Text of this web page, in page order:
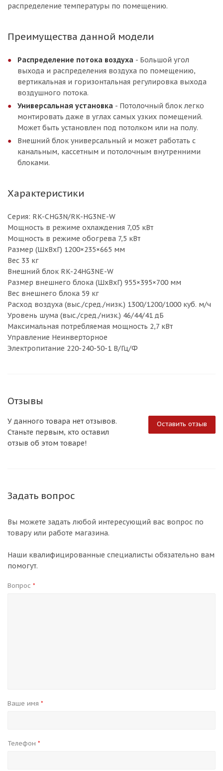
распределение температуры по помещению.
Преимущества данной модели
Распределение потока воздуха - Большой угол
выхода и распределения воздуха по помещению,
вертикальная и горизонтальная регулировка выхода
воздушного потока.
Универсальная установка - Потолочный блок легко
монтировать даже в углах самых узких помещений.
Может быть установлен под потолком или на полу.
Внешний блок универсальный и может работать с
канальным, кассетным и потолочным внутренними
блоками.
Характеристики
Серия: RK-CHG3N/RK-HG3NE-W
Мощность в режиме охлаждения 7,05 кВт
Мощность в режиме обогрева 7,5 кВт
Размер (ШхВхГ) 1200×235×665 мм
Вес 33 кг
Внешний блок RK-24HG3NE-W
Размер внешнего блока (ШхВхГ) 955×395×700 мм
Вес внешнего блока 59 кг
Расход воздуха (выс./сред./низк.) 1300/1200/1000 куб. м/ч
Уровень шума (выс./сред./низк.) 46/44/41 дБ
Максимальная потребляемая мощность 2,7 кВт
Управление Неинверторное
Электропитание 220-240-50-1 В/Гц/Ф
Отзывы
Оставить отзыв
У данного товара нет отзывов.
Станьте первым, кто оставил
отзыв об этом товаре!
Задать вопрос
Вы можете задать любой интересующий вас вопрос по
товару или работе магазина.
Наши квалифицированные специалисты обязательно вам
помогут.
Вопрос *
Ваше имя *
Телефон *